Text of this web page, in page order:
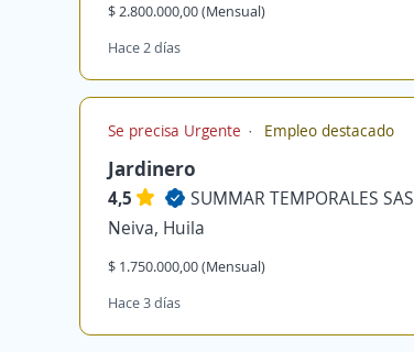
$ 2.800.000,00 (Mensual)
Hace 2 días
Se precisa Urgente Empleo destacado
Jardinero
4,5
SUMMAR TEMPORALES SAS
Neiva, Huila
$ 1.750.000,00 (Mensual)
Hace 3 días